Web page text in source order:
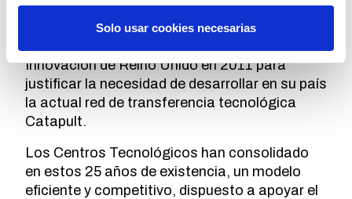
Solo usar cookies necesarias
capacidad para «traducir líneas científicas en
liderazgo industrial». Así lo afirmó el
Innovación de Reino Unido en 2011 para
justificar la necesidad de desarrollar en su país
la actual red de transferencia tecnológica
Catapult.
Los Centros Tecnológicos han consolidado
en estos 25 años de existencia, un modelo
eficiente y competitivo, dispuesto a apoyar el